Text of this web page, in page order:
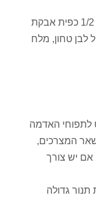
תבלינים: 1 כפית כמון, 1 כפית כורכום, 1/2 כפית אבקת
פלפל לבן טחון, מלח
לתפוחי האדמה
המצרכים,
אם יש צורך
תנור גדולה